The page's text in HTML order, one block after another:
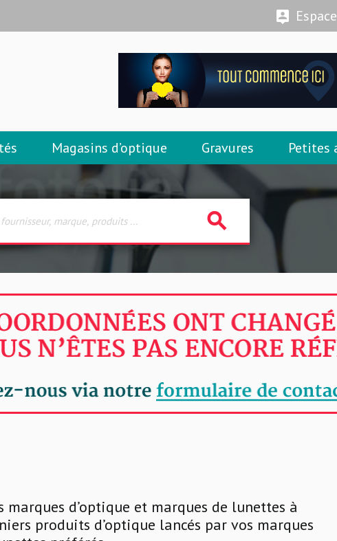
Magasins d’optique Gravures Petites
search
d’optique et marques de lunettes à
produits d’optique lancés par vos marques